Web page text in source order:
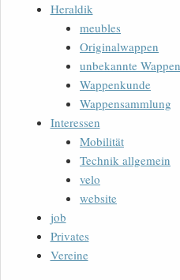
Heraldik
meubles
Originalwappen
unbekannte Wappen
Wappenkunde
Wappensammlung
Interessen
Mobilität
Technik allgemein
velo
website
job
Privates
Vereine